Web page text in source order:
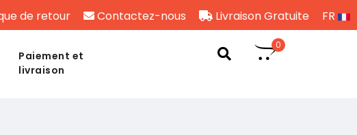
de retour Contactez-nous Livraison Gratuite FR
Paiement et
livraison
0